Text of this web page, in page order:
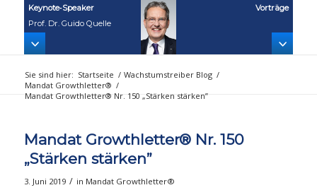
Keynote‑Speaker
Prof. Dr. Guido Quelle
Vorträge
Sie sind hier: Startseite / Wachstumstreiber Blog /
Mandat Growthletter® /
Mandat Growthletter® Nr. 150 „Stärken stärken”
Mandat Growthletter® Nr. 150
„Stärken stärken”
3. Juni 2019 / in Mandat Growthletter®